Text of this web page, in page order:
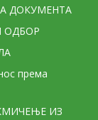
ДОКУМЕНТА
ОДБОР
према
ИЗ